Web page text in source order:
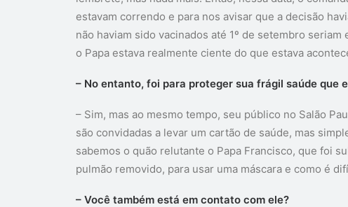
estavam correndo e para nos avisar que a decisão
não haviam sido vacinados até 1º de setembro
o Papa estava realmente ciente do que estava
– No entanto, foi para proteger sua frágil saúde que
– Sim, mas ao mesmo tempo, seu público no Salão
são convidadas a levar um cartão de saúde, mas
sabemos o quão relutante o Papa Francisco, que foi
pulmão removido, para usar uma máscara e como é
– Você também está em contato com ele?